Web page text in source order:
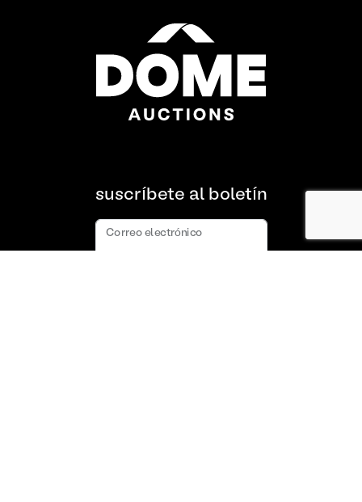
suscríbete al boletín
Correo electrónico